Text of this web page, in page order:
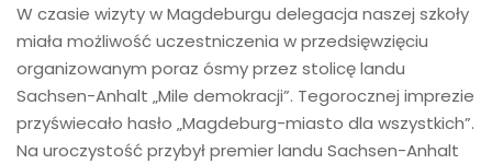
W czasie wizyty w Magdeburgu delegacja naszej szkoły
miała możliwość uczestniczenia w przedsięwzięciu
organizowanym poraz ósmy przez stolicę landu
Sachsen-Anhalt „Mile demokracji”. Tegorocznej imprezie
przyświecało hasło „Magdeburg-miasto dla wszystkich”.
Na uroczystość przybył premier landu Sachsen-Anhalt